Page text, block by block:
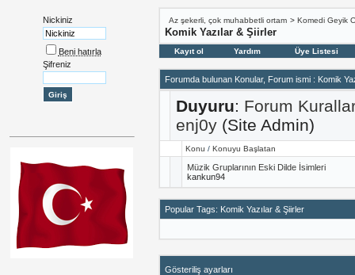
Nickiniz
Beni hatırla
Şifreniz
Az şekerli, çok muhabbetli ortam > Komedi Geyik
Komik Yazılar & Şiirler
Kayıt ol Yardım Üye Listesi
Forumda bulunan Konular, Forum ismi : Komik
Duyuru: Forum
enj0y (Site Admin)
Konu / Konuyu Başlatan
Müzik Gruplarının Eski Dilde İsimleri
kankun94
Popular Tags: Komik Yazılar & Şiirler
Gösteriliş ayarları